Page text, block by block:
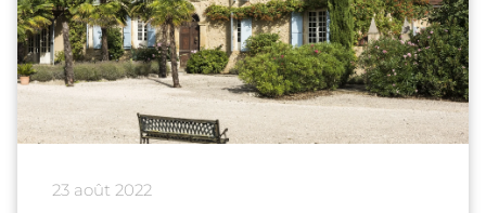
23 août 2022